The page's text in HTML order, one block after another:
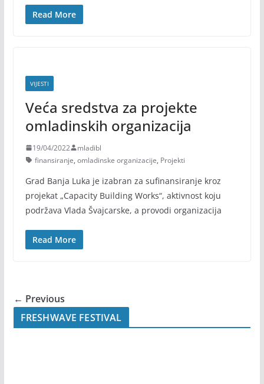
Read More
VIJESTI
Veća sredstva za projekte
omladinskih organizacija
19/04/2022
mladibl
finansiranje, omladinske organizacije, Projekti
Grad Banja Luka je izabran za sufinansiranje kroz
projekat „Capacity Building Works“, aktivnost koju
podržava Vlada Švajcarske, a provodi organizacija
Read More
← Previous
FRESHWAVE FESTIVAL